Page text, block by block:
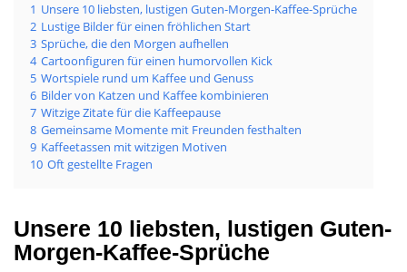
1 Unsere 10 liebsten, lustigen Guten-Morgen-Kaffee-Sprüche
2 Lustige Bilder für einen fröhlichen Start
3 Sprüche, die den Morgen aufhellen
4 Cartoonfiguren für einen humorvollen Kick
5 Wortspiele rund um Kaffee und Genuss
6 Bilder von Katzen und Kaffee kombinieren
7 Witzige Zitate für die Kaffeepause
8 Gemeinsame Momente mit Freunden festhalten
9 Kaffeetassen mit witzigen Motiven
10 Oft gestellte Fragen
Unsere 10 liebsten, lustigen Guten-
Morgen-Kaffee-Sprüche